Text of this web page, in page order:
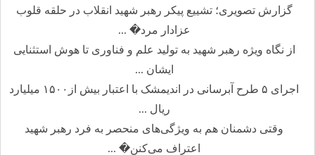
گزارش تصویری؛ تشییع پیکر رهبر شهید انقلاب در حلقه قلوب
عزادار مرد� ...
از نگاه ویژه رهبر شهید به تولید علم و فناوری تا هوش استثنایی
ایشان ...
اجرای ۵ طرح آبرسانی در اندیمشک با اعتبار بیش از۱۵۰۰ میلیارد
ریال ...
وقتی دشمنان هم به ویژگی‌های منحصر به فرد رهبر شهید
اعتراف می‌کنن� ...